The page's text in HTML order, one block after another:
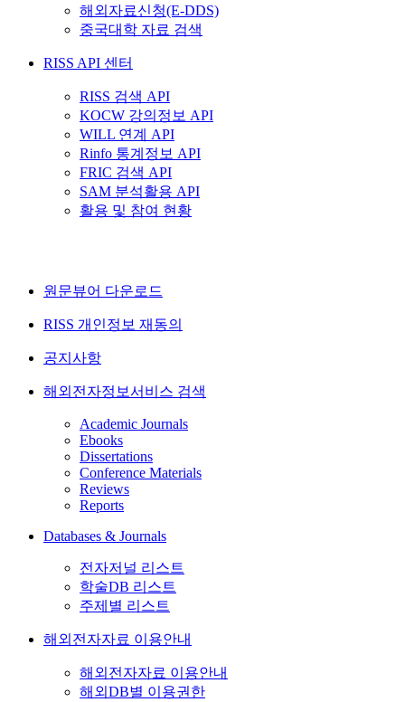
해외자료신청(E-DDS)
중국대학 자료 검색
RISS API 센터
RISS 검색 API
KOCW 강의정보 API
WILL 연계 API
Rinfo 통계정보 API
FRIC 검색 API
SAM 분석활용 API
활용 및 참여 현황
원문뷰어 다운로드
RISS 개인정보 재동의
공지사항
해외전자정보서비스 검색
Academic Journals
Ebooks
Dissertations
Conference Materials
Reviews
Reports
Databases & Journals
전자저널 리스트
학술DB 리스트
주제별 리스트
해외전자자료 이용안내
해외전자자료 이용안내
해외DB별 이용권한